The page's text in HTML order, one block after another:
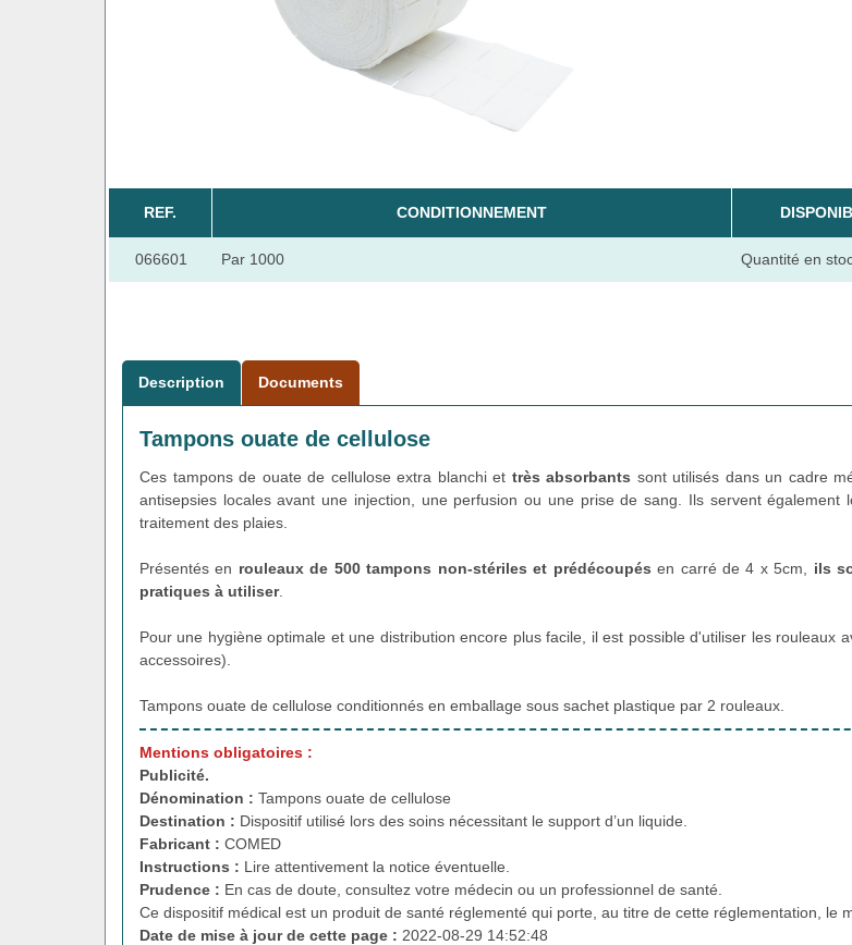
REF. CONDITIONNEMENT
066601 Par 1000 Quantité en
Description Documents
Tampons ouate de cellulose
Ces tampons de ouate de cellulose extra blanchi et très absorbants sont utilisés dans un cadre
antisepsies locales avant une injection, une perfusion ou une prise de sang. Ils servent également
traitement des plaies.
Présentés en rouleaux de 500 tampons non-stériles et prédécoupés en carré de 4 x 5cm, ils
pratiques à utiliser.
Pour une hygiène optimale et une distribution encore plus facile, il est possible d'utiliser les rouleaux
accessoires).
Tampons ouate de cellulose conditionnés en emballage sous sachet plastique par 2 rouleaux.
Mentions obligatoires :
Publicité.
Dénomination : Tampons ouate de cellulose
Destination : Dispositif utilisé lors des soins nécessitant le support d’un liquide.
Fabricant : COMED
Instructions : Lire attentivement la notice éventuelle.
Prudence : En cas de doute, consultez votre médecin ou un professionnel de santé.
Ce dispositif médical est un produit de santé réglementé qui porte, au titre de cette réglementation, le
Date de mise à jour de cette page : 2022-08-29 14:52:48